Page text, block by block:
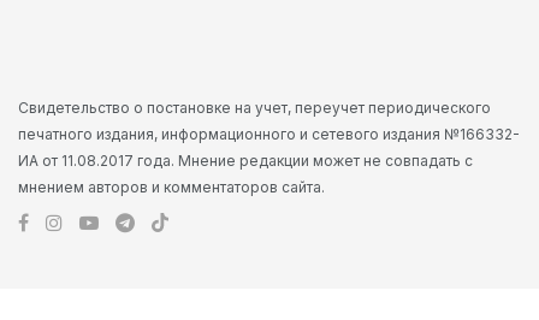
Свидетельство о постановке на учет, переучет периодического
печатного издания, информационного и сетевого издания №166332-
ИА от 11.08.2017 года. Мнение редакции может не совпадать с
мнением авторов и комментаторов сайта.